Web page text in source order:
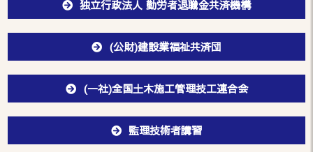
独立行政法人 勤労者退職金共済機構
(公財)建設業福祉共済団
(一社)全国土木施工管理技工連合会
監理技術者講習